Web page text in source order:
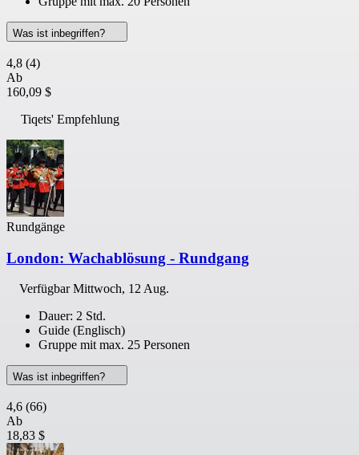
Was ist inbegriffen?
4,8 (4)
Ab
160,09 $
Tiqets' Empfehlung
Rundgänge
London: Wachablösung - Rundgang
VerfügbarMittwoch, 12 Aug.
Dauer: 2 Std.
Guide (Englisch)
Gruppe mit max. 25 Personen
Was ist inbegriffen?
4,6 (66)
Ab
18,83 $